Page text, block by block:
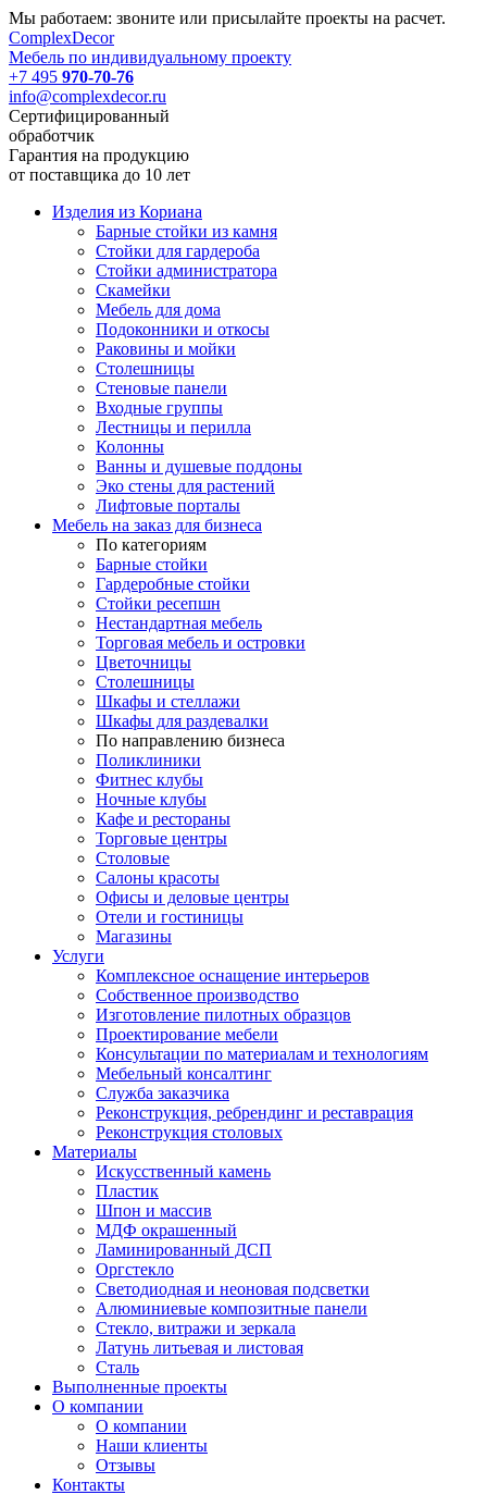
Мы работаем: звоните или присылайте проекты на расчет.
ComplexDecor
Мебель по индивидуальному проекту
+7 495 970-70-76
info@complexdecor.ru
Сертифицированный
обработчик
Гарантия на продукцию
от поставщика до 10 лет
Изделия из Кориана
Барные стойки из камня
Стойки для гардероба
Стойки администратора
Скамейки
Мебель для дома
Подоконники и откосы
Раковины и мойки
Столешницы
Стеновые панели
Входные группы
Лестницы и перилла
Колонны
Ванны и душевые поддоны
Эко стены для растений
Лифтовые порталы
Мебель на заказ для бизнеса
По категориям
Барные стойки
Гардеробные стойки
Стойки ресепшн
Нестандартная мебель
Торговая мебель и островки
Цветочницы
Столешницы
Шкафы и стеллажи
Шкафы для раздевалки
По направлению бизнеса
Поликлиники
Фитнес клубы
Ночные клубы
Кафе и рестораны
Торговые центры
Столовые
Салоны красоты
Офисы и деловые центры
Отели и гостиницы
Магазины
Услуги
Комплексное оснащение интерьеров
Собственное производство
Изготовление пилотных образцов
Проектирование мебели
Консультации по материалам и технологиям
Мебельный консалтинг
Служба заказчика
Реконструкция, ребрендинг и реставрация
Реконструкция столовых
Материалы
Искусственный камень
Пластик
Шпон и массив
МДФ окрашенный
Ламинированный ДСП
Оргстекло
Светодиодная и неоновая подсветки
Алюминиевые композитные панели
Стекло, витражи и зеркала
Латунь литьевая и листовая
Сталь
Выполненные проекты
О компании
О компании
Наши клиенты
Отзывы
Контакты